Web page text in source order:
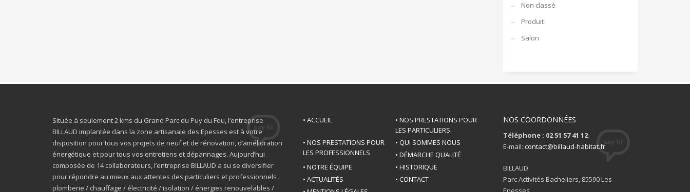
Non classé
Produit
Salon
Située à seulement 2 kms du Grand Parc du Puy du Fou, l’entreprise
BILLAUD implantée dans la zone artisanale des Epesses est à votre
disposition pour tous vos projets de neuf et de rénovation, d’amélioration
énergétique et pour tous vos entretiens et dépannages. Aujourd’hui
composée de 14 collaborateurs, l’entreprise BILLAUD a su se diversifier
pour répondre au mieux aux attentes des particuliers et professionnels :
plomberie / chauffage / électricité / isolation / énergies renouvelables /
• ACCUEIL
• NOS PRESTATIONS POUR
LES PARTICULIERS
• NOS PRESTATIONS POUR
LES PROFESSIONNELS
• QUI SOMMES NOUS
• DÉMARCHE QUALITÉ
• NOTRE ÉQUIPE
• HISTORIQUE
• ACTUALITÉS
• CONTACT
NOS COORDONNÉES
Téléphone : 02 51 57 41 12
E-mail: contact@billaud-habitat.fr
BILLAUD
Parc Activités Bacheliers, 85590 Les